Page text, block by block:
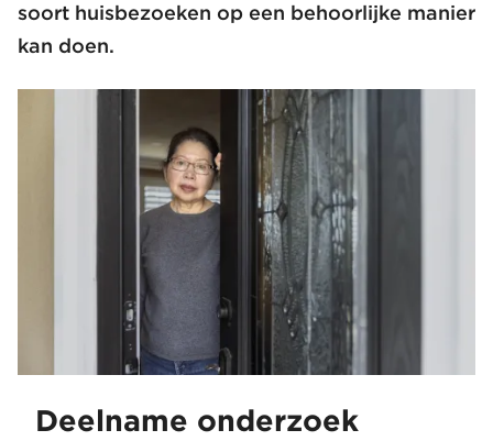
soort huisbezoeken op een behoorlijke manier
kan doen.
Deelname onderzoek